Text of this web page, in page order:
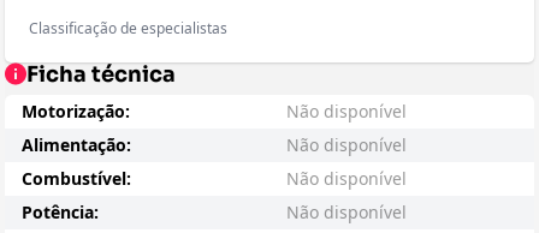
Classificação de especialistas
Ficha técnica
Motorização:
Não disponível
Alimentação:
Não disponível
Combustível:
Não disponível
Potência:
Não disponível